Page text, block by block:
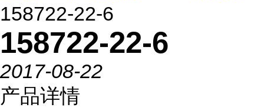
158722-22-6
158722-22-6
2017-08-22
产品详情